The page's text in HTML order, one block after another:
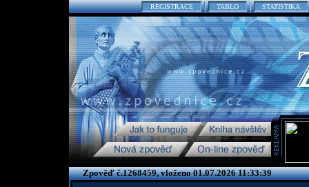
REGISTRACE TABLO STATISTIKA
Zpověď č.1268459, vloženo 01.07.2026 11:33:39